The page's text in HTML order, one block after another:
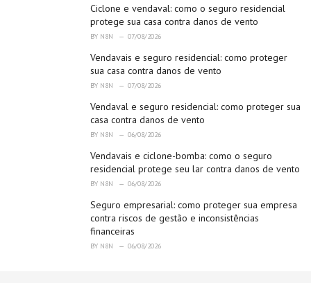
Ciclone e vendaval: como o seguro residencial
protege sua casa contra danos de vento
BY N8N 07/08/2026
Vendavais e seguro residencial: como proteger
sua casa contra danos de vento
BY N8N 07/08/2026
Vendaval e seguro residencial: como proteger sua
casa contra danos de vento
BY N8N 06/08/2026
Vendavais e ciclone-bomba: como o seguro
residencial protege seu lar contra danos de vento
BY N8N 06/08/2026
Seguro empresarial: como proteger sua empresa
contra riscos de gestão e inconsistências
financeiras
BY N8N 06/08/2026